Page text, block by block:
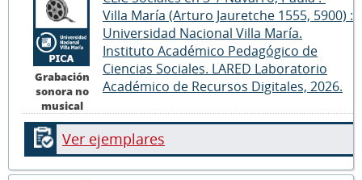
Grabación
sonora no
musical
Villa María (Arturo Jauretche 1555, 5900) :
Universidad Nacional Villa María.
Instituto Académico Pedagógico de
Ciencias Sociales. LARED Laboratorio
Académico de Recursos Digitales, 2026.
Ver ejemplares